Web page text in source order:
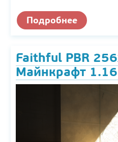
Подробнее
Faithful PBR
Майнкрафт